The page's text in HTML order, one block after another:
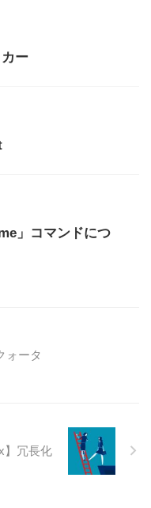
ー
」コマンドにつ
ォータ
】冗長化